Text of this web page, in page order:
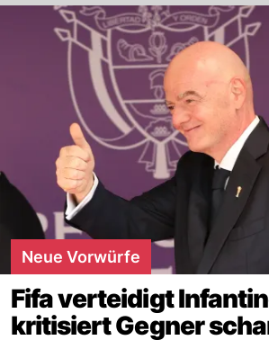
Neue Vorwürfe
Fifa verteidigt
kritisiert Gegner